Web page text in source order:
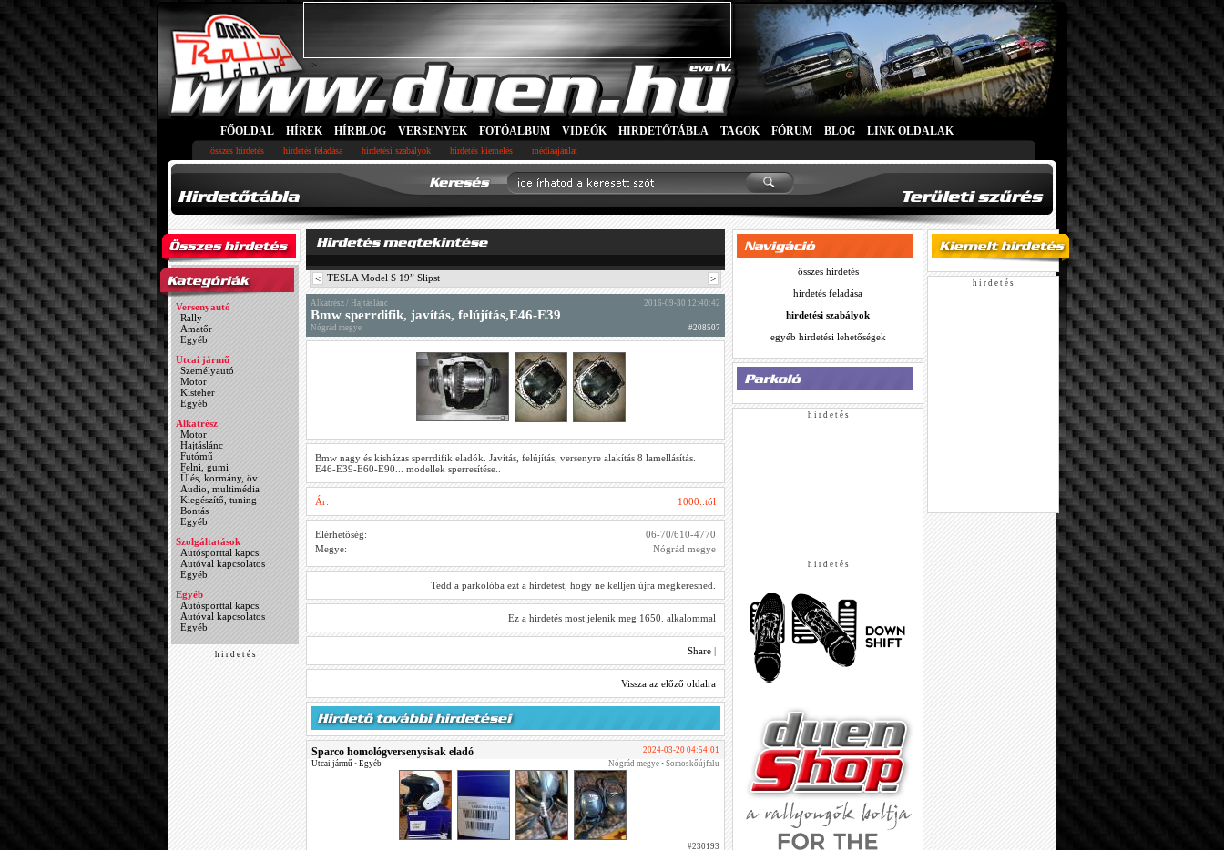
-->
FŐOLDAL HÍREK HÍRBLOG VERSENYEK FOTÓALBUM VIDEÓK HIRDETŐTÁBLA TAGOK FÓRUM BLOG LINK OLDALAK
összes hirdetés hirdetés feladása hirdetési szabályok hirdetés kiemelés médiaajánlat
Versenyautó
Rally
Amatőr
Egyéb
Utcai jármű
Személyautó
Motor
Kisteher
Egyéb
Alkatrész
Motor
Hajtáslánc
Futómű
Felni, gumi
Ülés, kormány, öv
Audio, multimédia
Kiegészítő, tuning
Bontás
Egyéb
Szolgáltatások
Autósporttal kapcs.
Autóval kapcsolatos
Egyéb
Egyéb
Autósporttal kapcs.
Autóval kapcsolatos
Egyéb
h i r d e t é s
< TESLA Model S 19” Slipst >
Alkatrész / Hajtáslánc 2016-09-30 12:40:42
Bmw sperrdifik, javítás, felújítás,E46-E39
Nógrád megye #208507
Bmw nagy és kisházas sperrdifik eladók. Javítás, felújítás, versenyre alakítás 8 lamellásítás.
E46-E39-E60-E90... modellek sperresítése..
Ár: 1000..tól
Elérhetőség:
06-70/610-4770
Megye:
Nógrád megye
Tedd a parkolóba ezt a hirdetést, hogy ne kelljen újra megkeresned.
Ez a hirdetés most jelenik meg 1650. alkalommal
Share |
Vissza az előző oldalra
Sparco homológversenysisak eladó
2024-03-20 04:54:01
Utcai jármű • Egyéb Nógrád megye • Somoskőújfalu
#230193
összes hirdetés
hirdetés feladása
hirdetési szabályok
egyéb hirdetési lehetőségek
h i r d e t é s
h i r d e t é s
h i r d e t é s